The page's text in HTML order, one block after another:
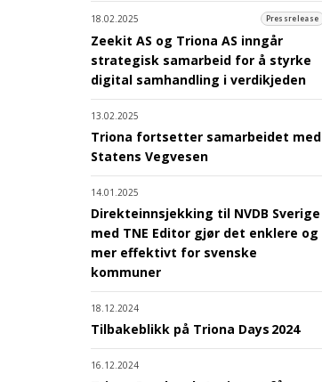
18.02.2025 Pressrelease
Zeekit AS og Triona AS inngår
strategisk samarbeid for å styrke
digital samhandling i verdikjeden
13.02.2025
Triona fortsetter samarbeidet med
Statens Vegvesen
14.01.2025
Direkteinnsjekking til NVDB Sverige
med TNE Editor gjør det enklere og
mer effektivt for svenske
kommuner
18.12.2024
Tilbakeblikk på Triona Days 2024
16.12.2024